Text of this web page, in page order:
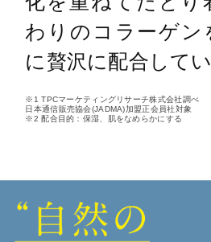
わりのコラーゲン
に贅沢に配合してい
※1 TPCマーケティングリサーチ株式会社調べ
日本通信販売協会(JADMA)加盟正会員社対象
※2 配合目的：保湿、肌をなめらかにする